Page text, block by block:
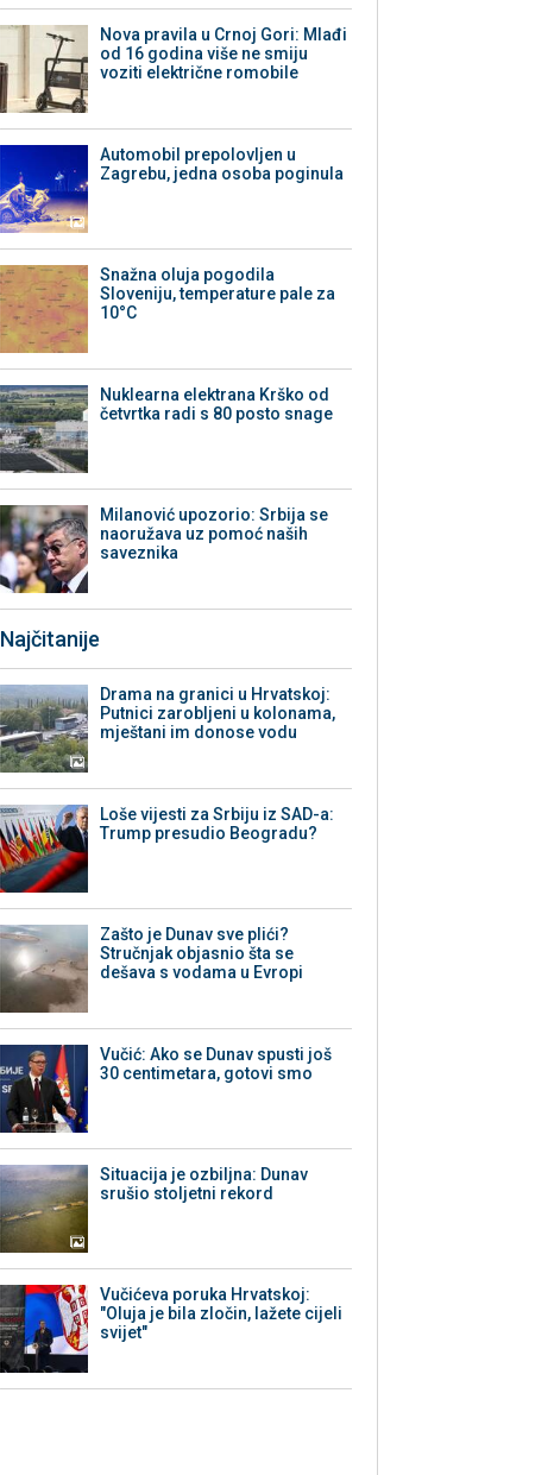
Nova pravila u Crnoj Gori: Mlađi
od 16 godina više ne smiju
voziti električne romobile
Automobil prepolovljen u
Zagrebu, jedna osoba poginula
Snažna oluja pogodila
Sloveniju, temperature pale za
10°C
Nuklearna elektrana Krško od
četvrtka radi s 80 posto snage
Milanović upozorio: Srbija se
naoružava uz pomoć naših
saveznika
Najčitanije
Drama na granici u Hrvatskoj:
Putnici zarobljeni u kolonama,
mještani im donose vodu
Loše vijesti za Srbiju iz SAD-a:
Trump presudio Beogradu?
Zašto je Dunav sve plići?
Stručnjak objasnio šta se
dešava s vodama u Evropi
Vučić: Ako se Dunav spusti još
30 centimetara, gotovi smo
Situacija je ozbiljna: Dunav
srušio stoljetni rekord
Vučićeva poruka Hrvatskoj:
"Oluja je bila zločin, lažete cijeli
svijet"